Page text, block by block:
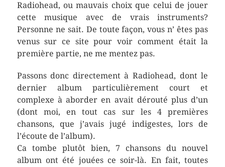
Radiohead, ou mauvais choix que celui de jouer
cette musique avec de vrais instruments?
Personne ne sait. De toute façon, vous n’ êtes pas
venus sur ce site pour voir comment était la
première partie, ne me mentez pas.
Passons donc directement à Radiohead, dont le
dernier album particulièrement court et
complexe à aborder en avait dérouté plus d’un
(dont moi, en tout cas sur les 4 premières
chansons, que j’avais jugé indigestes, lors de
l’écoute de l’album).
Ca tombe plutôt bien, 7 chansons du nouvel
album ont été jouées ce soir-là. En fait, toutes